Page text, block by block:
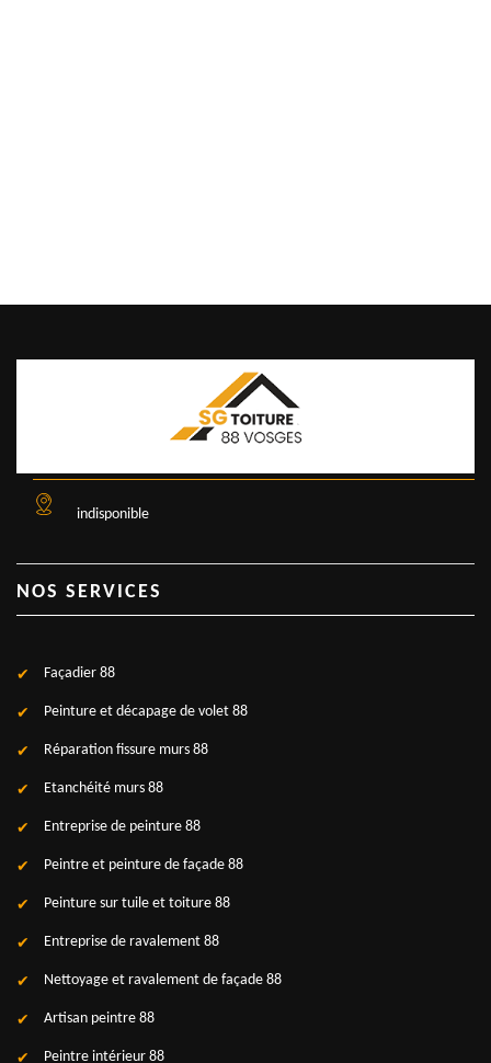
indisponible
NOS SERVICES
Façadier 88
Peinture et décapage de volet 88
Réparation fissure murs 88
Etanchéité murs 88
Entreprise de peinture 88
Peintre et peinture de façade 88
Peinture sur tuile et toiture 88
Entreprise de ravalement 88
Nettoyage et ravalement de façade 88
Artisan peintre 88
Peintre intérieur 88